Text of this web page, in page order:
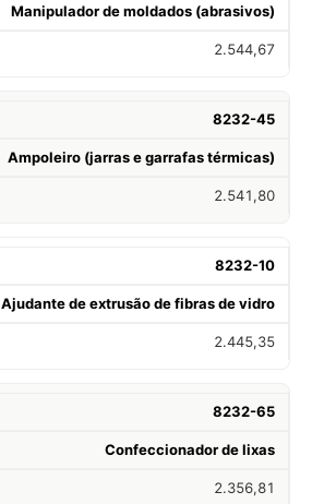
Manipulador de moldados (abrasivos)
2.544,67
8232-45
Ampoleiro (jarras e garrafas térmicas)
2.541,80
8232-10
Ajudante de extrusão de fibras de vidro
2.445,35
8232-65
Confeccionador de lixas
2.356,81